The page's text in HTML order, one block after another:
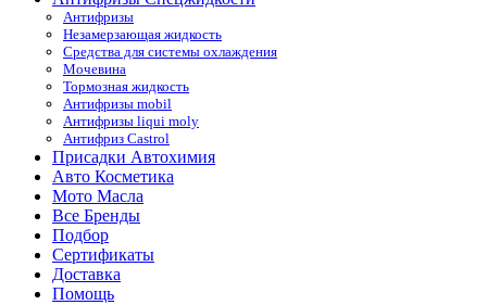
Антифризы
Незамерзающая жидкость
Средства для системы охлаждения
Мочевина
Тормозная жидкость
Антифризы mobil
Антифризы liqui moly
Антифриз Castrol
Присадки Автохимия
Авто Косметика
Мото Масла
Все Бренды
Подбор
Сертификаты
Доставка
Помощь